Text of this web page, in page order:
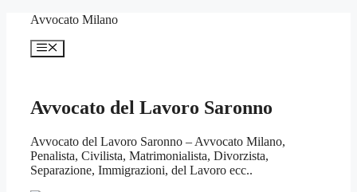
contenuto
Avvocato Milano
Menu
Avvocato del Lavoro Saronno
Avvocato del Lavoro Saronno – Avvocato Milano,
Penalista, Civilista, Matrimonialista, Divorzista,
Separazione, Immigrazioni, del Lavoro ecc..